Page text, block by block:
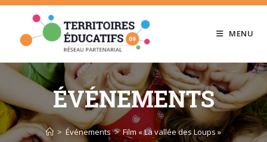
Skip
content
MENU
ÉVÉNEMENTS
> Événements > Film « La vallée des Loups »